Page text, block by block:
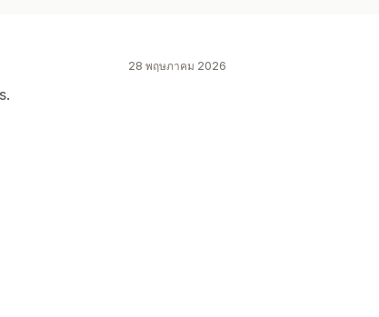
28 พฤษภาคม 2026